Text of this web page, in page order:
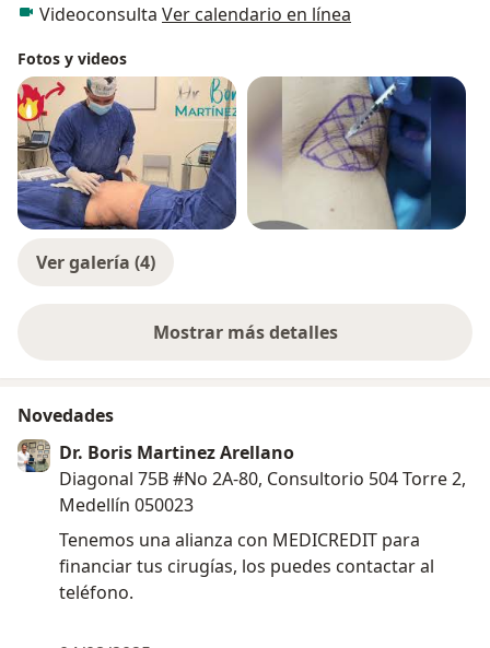
Fausto Viterbo.
Desde entonces, cuento con más de 8 años de
experiencia como Cirujano Plástico, Reconstructivo y
Estético, lo cual me ha permitido formar un equipo
multidisciplinario, para ofrecerle a mis pacientes
tranquilidad, confianza y seguridad en cada uno de los
procedimientos que realizados.
Videoconsulta Ver calendario en línea
Fotos y videos
Ver galería (4)
Mostrar más detalles
sobre la experiencia
Novedades
Dr. Boris Martinez Arellano
Diagonal 75B #No 2A-80, Consultorio 504 Torre 2,
Medellín 050023
Tenemos una alianza con MEDICREDIT para
financiar tus cirugías, los puedes contactar al
teléfono.